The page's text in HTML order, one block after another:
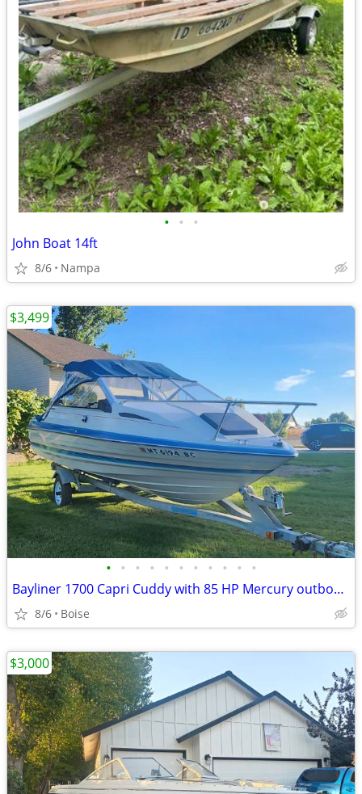
• • •
John Boat 14ft
8/6 Nampa
• • • • • • • • • • •
Bayliner 1700 Capri Cuddy with 85 HP Mercury outboard $3,499
8/6 Boise
$3,499
$3,000